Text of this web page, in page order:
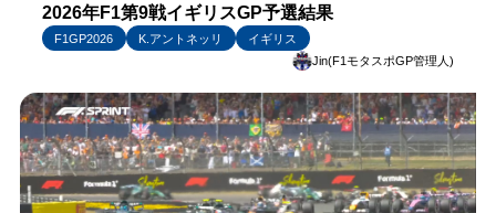
2026年F1第9戦イギリスGP予選結果
F1GP2026 K.アントネッリ
イギリス
Jin(F1モタスポGP管理人)